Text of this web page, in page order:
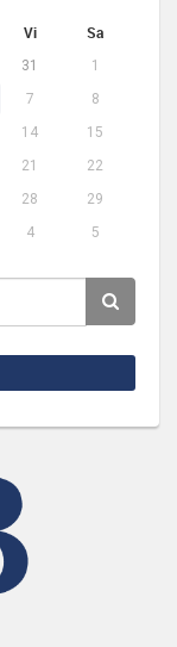
Vi Sa
31
1
7
8
14
15
21
22
28
29
4 5